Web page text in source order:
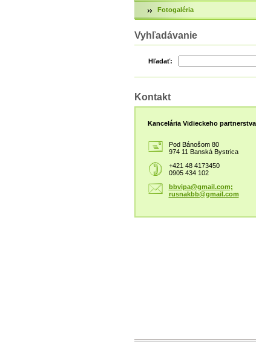
Fotogaléria
Vyhľadávanie
Hľadať:
Kontakt
Kancelária Vidieckeho
Pod Bánošom 80
974 11 Banská Bystrica
+421 48 4173450
0905 434 102
bbvipa@gmail.com;
rusnakbb@gmail.com